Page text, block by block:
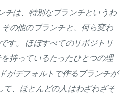
チは、特別なブランチというわ
の他のブランチと、何ら変わ
す。 ほぼすべてのリポジトリ
を持っているたったひとつの理
がデフォルトで作るブランチが
て、ほとんどの人はわざわざそ